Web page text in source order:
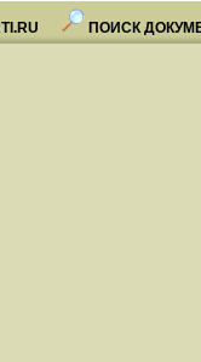
ПОИСК